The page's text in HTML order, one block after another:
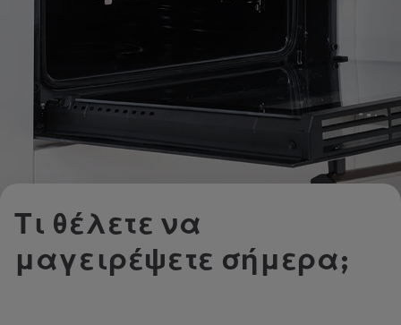
Τι θέλετε να
μαγειρέψετε σήμερα;